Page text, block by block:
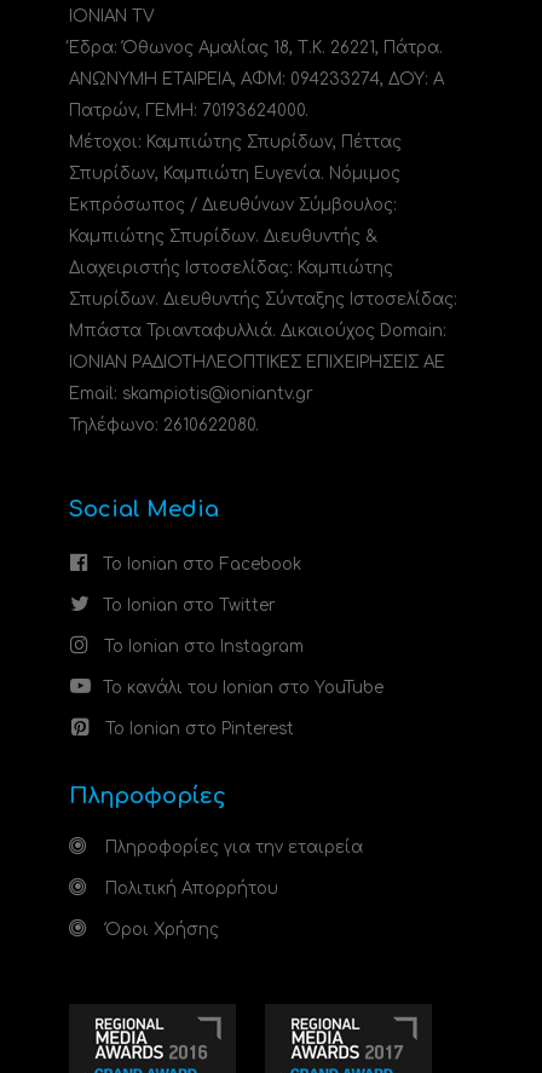
IONIAN TV
Έδρα: Όθωνος Αμαλίας 18, Τ.Κ. 26221, Πάτρα.
ΑΝΩΝΥΜΗ ΕΤΑΙΡΕΙΑ, ΑΦΜ: 094233274, ΔΟΥ: A
Πατρών, ΓΕΜΗ: 70193624000.
Μέτοχοι: Καμπιώτης Σπυρίδων, Πέττας
Σπυρίδων, Καμπιώτη Ευγενία. Νόμιμος
Εκπρόσωπος / Διευθύνων Σύμβουλος:
Καμπιώτης Σπυρίδων. Διευθυντής &
Διαχειριστής Ιστοσελίδας: Καμπιώτης
Σπυρίδων. Διευθυντής Σύνταξης Ιστοσελίδας:
Μπάστα Τριανταφυλλιά. Δικαιούχος Domain:
ΙΟΝΙΑΝ ΡΑΔΙΟΤΗΛΕΟΠΤΙΚΕΣ ΕΠΙΧΕΙΡΗΣΕΙΣ ΑΕ
Email: skampiotis@ioniantv.gr
Τηλέφωνο: 2610622080.
Social Media
Το Ionian στο Facebook
Το Ionian στο Twitter
Το Ionian στο Instagram
Το κανάλι του Ionian στο YouTube
Το Ionian στο Pinterest
Πληροφορίες
Πληροφορίες για την εταιρεία
Πολιτική Απορρήτου
Όροι Χρήσης